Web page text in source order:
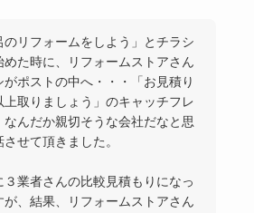
のリフォームをしよう」とチラシ
めた時に、リフォームストアさん
がポストの中へ・・・「お見積り
上取りましょう」のキャッチフレ
なんだか親切そうな会社だなと思
せて頂きました。
３業者さんの比較見積もりになっ
が、結果、リフォームストアさん